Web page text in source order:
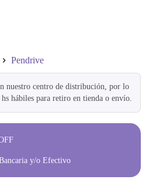
Pendrive
nuestro centro de distribución, por lo
hábiles para retiro en tienda o envío.
y/o Efectivo